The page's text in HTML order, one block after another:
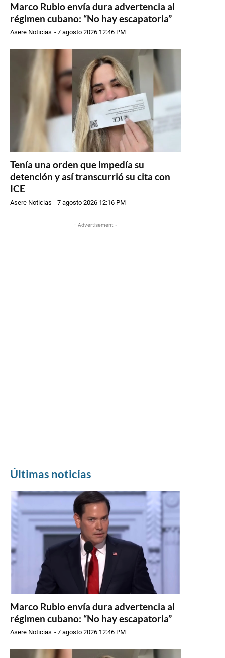
Marco Rubio envía dura advertencia al
régimen cubano: “No hay escapatoria”
Asere Noticias -7 agosto 2026 12:46 PM
Tenía una orden que impedía su
detención y así transcurrió su cita con
ICE
Asere Noticias -7 agosto 2026 12:16 PM
- Advertisement -
Últimas noticias
Marco Rubio envía dura advertencia al
régimen cubano: “No hay escapatoria”
Asere Noticias -7 agosto 2026 12:46 PM